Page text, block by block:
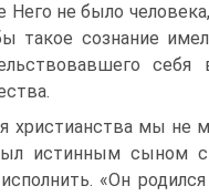
Него не было
сознание
христианства мы не
истинным сыном
«Он